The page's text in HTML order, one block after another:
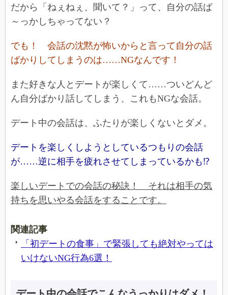
だから「ねぇねぇ、聞いて？」って、自分の話ば
～っかしちゃってない？
でも！ 会話の沈黙が怖いからと言って自分の話
ばかりしてしまうのは……NGなんです！
また好きな人とデートが楽しくて……ついどんど
ん自分ばかり話してしまう、これもNGな会話。
デート中の会話は、ふたりが楽しくないとダメ。
デートを楽しくしようとしているつもりの会話
が……逆に相手を疲れさせてしまっているかも⁉
楽しいデートでの会話の秘訣！ それは相手の気
持ちを思いやる会話をすることです。
関連記事
「初デートの食事」で緊張しても絶対やっては
いけないNG行為6選！